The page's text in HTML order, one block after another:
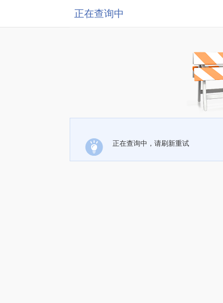
正在查询中
正在查询中，请刷新重试